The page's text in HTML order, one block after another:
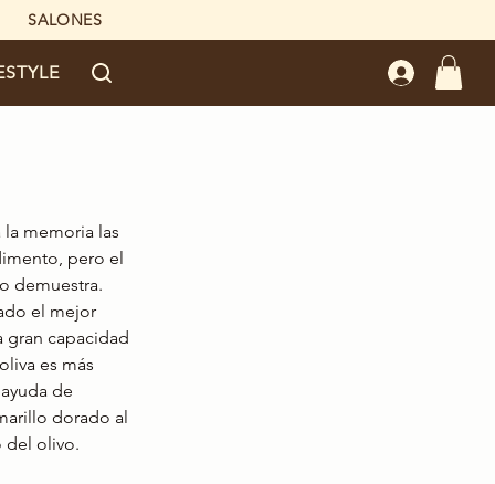
SALONES
memoria las
pero el
demuestra.
el mejor
capacidad
es más
de
dorado al
del olivo.